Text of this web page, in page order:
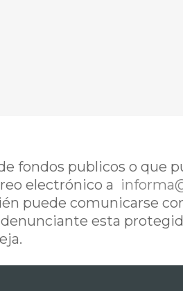
fondos publicos o que
electrónico a
puede comunicarse
denunciante esta